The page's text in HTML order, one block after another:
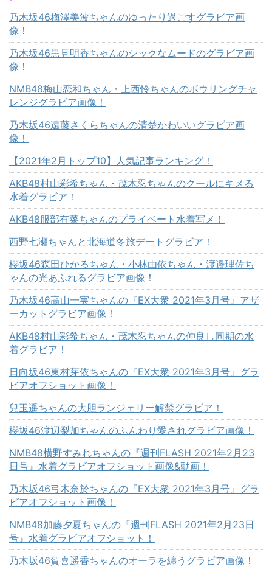
乃木坂46梅澤美波ちゃんのゆったり過ごすグラビア画
像！
乃木坂46黒見明香ちゃんのシックなムードのグラビア画
像！
NMB48梅山恋和ちゃん・上西怜ちゃんのボウリングチャ
レンジグラビア画像！
乃木坂46遠藤さくらちゃんの清楚かわいいグラビア画
像！
【2021年2月トップ10】人気記事ランキング！
AKB48村山彩希ちゃん・茂木忍ちゃんのクールにキメる
水着グラビア！
AKB48服部有菜ちゃんのプライベート水着写メ！
西野七瀬ちゃんと北海道冬旅デートグラビア！
櫻坂46森田ひかるちゃん・小林由依ちゃん・渡邉理佐ち
ゃんの光あふれるグラビア画像！
乃木坂46高山一実ちゃんの『EX大衆 2021年3月号』アザ
ーカットグラビア画像！
AKB48村山彩希ちゃん・茂木忍ちゃんの仲良し同期の水
着グラビア！
日向坂46東村芽依ちゃんの『EX大衆 2021年3月号』グラ
ビアオフショット画像！
兒玉遥ちゃんの大胆ランジェリー解禁グラビア！
櫻坂46渡辺梨加ちゃんのふんわり愛されグラビア画像！
NMB48横野すみれちゃんの『週刊FLASH 2021年2月23
日号』水着グラビアオフショット画像&動画！
乃木坂46弓木奈於ちゃんの『EX大衆 2021年3月号』グラ
ビアオフショット画像！
NMB48加藤夕夏ちゃんの『週刊FLASH 2021年2月23日
号』水着グラビアオフショット！
乃木坂46賀喜遥香ちゃんのオーラを纏うグラビア画像！